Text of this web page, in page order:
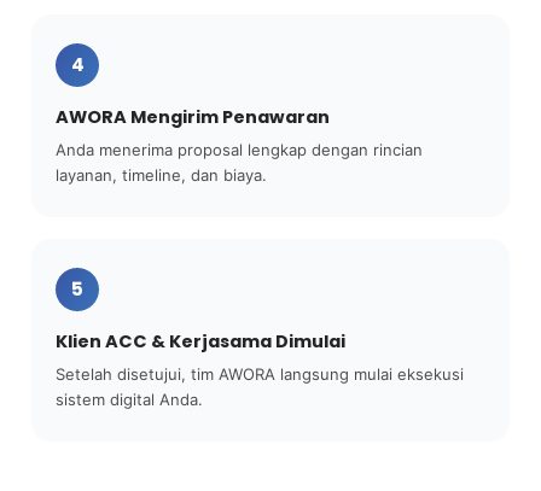
4
AWORA Mengirim Penawaran
Anda menerima proposal lengkap dengan rincian
layanan, timeline, dan biaya.
5
Klien ACC & Kerjasama Dimulai
Setelah disetujui, tim AWORA langsung mulai eksekusi
sistem digital Anda.